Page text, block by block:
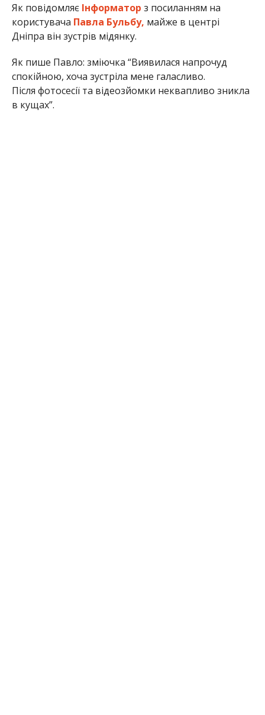
Як повідомляє Інформатор з посиланням на
користувача Павла Бульбу, майже в центрі
Дніпра він зустрів мідянку.
Як пише Павло: зміючка “Виявилася напрочуд
спокійною, хоча зустріла мене галасливо.
Після фотосесії та відеозйомки неквапливо зникла
в кущах”.